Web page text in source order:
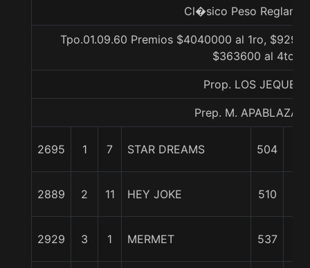
Cl�sico Peso
Tpo.01.09.60 Premios $4040000 al 1ro,
$363600 al 4to
Prop. LOS JEQUES
Prep. M. APABLAZA
2695 1 7 STAR DREAMS 504
2889 2 11 HEY JOKE 510
2929 3 1 MERMET 537